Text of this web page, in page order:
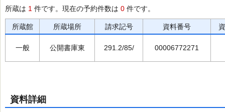
所蔵は 1 件です。現在の予約件数は 0 件です。
所蔵館 所蔵場所 請求記号 資料番号
一般 公開書庫東 291.2/85/ 00006772271
資料詳細